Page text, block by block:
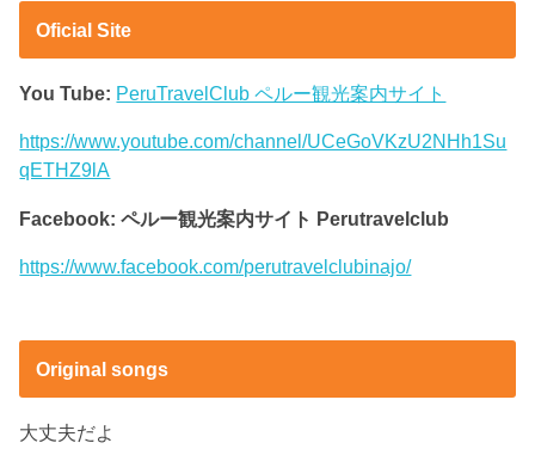
Oficial Site
You Tube: PeruTravelClub ペルー観光案内サイト
https://www.youtube.com/channel/UCeGoVKzU2NHh1Su
qETHZ9lA
Facebook: ペルー観光案内サイト Perutravelclub
https://www.facebook.com/perutravelclubinajo/
Original songs
大丈夫だよ